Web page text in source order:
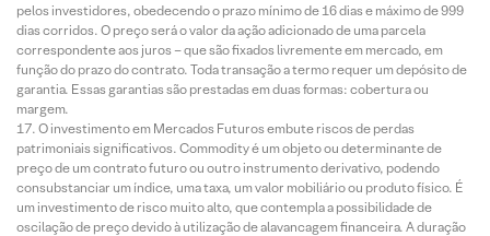
pelos investidores, obedecendo o prazo mínimo de 16 dias e máximo de 999
dias corridos. O preço será o valor da ação adicionado de uma parcela
correspondente aos juros – que são fixados livremente em mercado, em
função do prazo do contrato. Toda transação a termo requer um depósito de
garantia. Essas garantias são prestadas em duas formas: cobertura ou
margem.
O investimento em Mercados Futuros embute riscos de perdas
patrimoniais significativos. Commodity é um objeto ou determinante de
preço de um contrato futuro ou outro instrumento derivativo, podendo
consubstanciar um índice, uma taxa, um valor mobiliário ou produto físico. É
um investimento de risco muito alto, que contempla a possibilidade de
oscilação de preço devido à utilização de alavancagem financeira. A duração